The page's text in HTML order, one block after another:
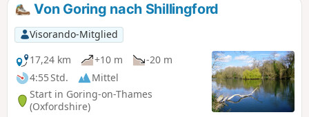
Von Goring nach Shillingford
Visorando-Mitglied
17,24 km
+10 m
-20 m
4:55 Std.
Mittel
Start in Goring-on-Thames
(Oxfordshire)